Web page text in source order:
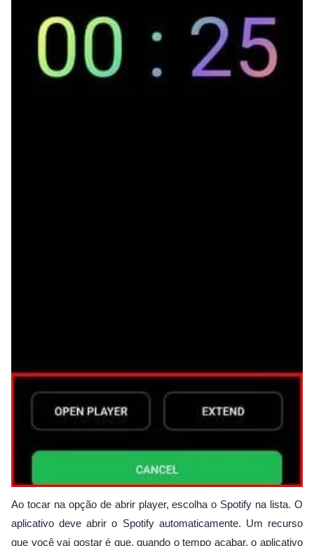
Ao tocar na opção de abrir player, escolha o Spotify na lista. O
aplicativo deve abrir o Spotify automaticamente. Um recurso
que você vai gostar é que, quando o tempo acabar, o aplicativo